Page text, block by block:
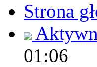
Strona
01:06